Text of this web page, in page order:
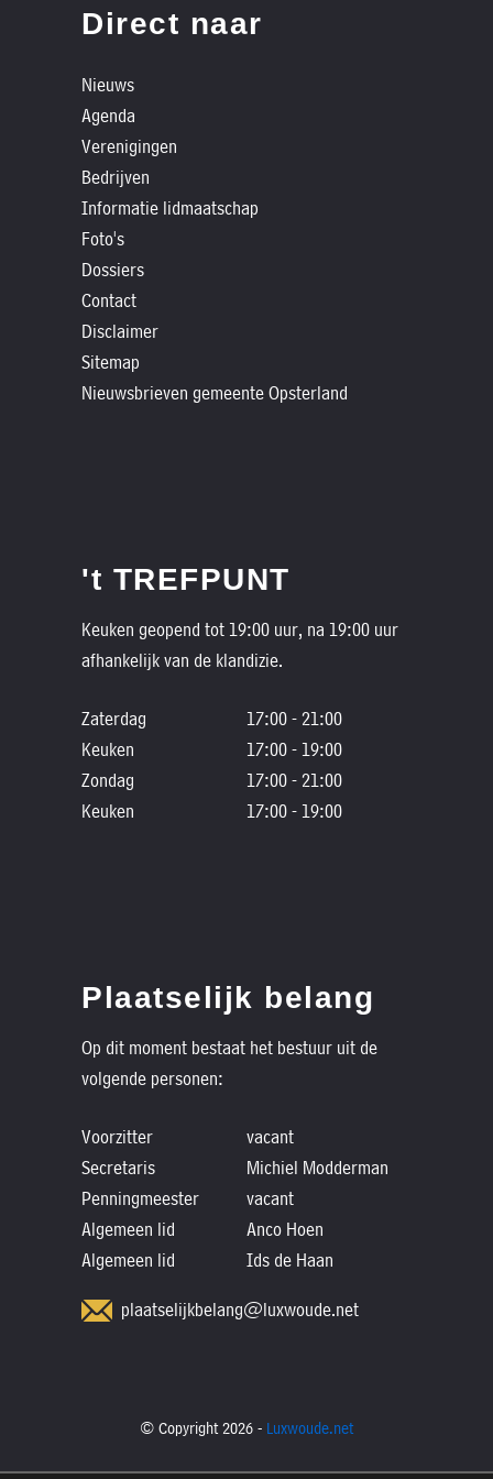
Direct naar
Nieuws
Agenda
Verenigingen
Bedrijven
Informatie lidmaatschap
Foto's
Dossiers
Contact
Disclaimer
Sitemap
Nieuwsbrieven gemeente Opsterland
't TREFPUNT
Keuken geopend tot 19:00 uur, na 19:00 uur
afhankelijk van de klandizie.
Zaterdag
17:00 - 21:00
Keuken
17:00 - 19:00
Zondag
17:00 - 21:00
Keuken
17:00 - 19:00
Plaatselijk belang
Op dit moment bestaat het bestuur uit de
volgende personen:
Voorzitter
vacant
Secretaris
Michiel Modderman
Penningmeester
vacant
Algemeen lid
Anco Hoen
Algemeen lid
Ids de Haan
plaatselijkbelang@luxwoude.net
© Copyright 2026 - Luxwoude.net
Historische
Dossiers
Contact
Nieuwsbrieven
gemeente
Opsterland